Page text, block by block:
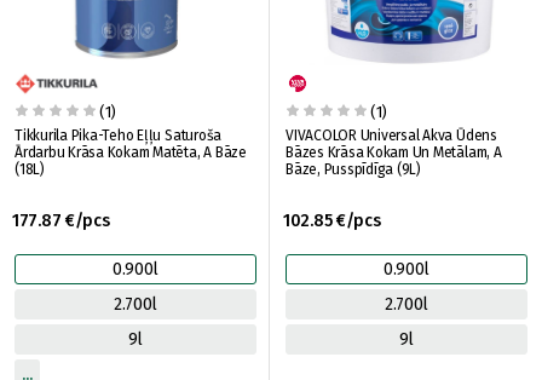
(1)
Tikkurila Pika-Teho Eļļu Saturoša
Ārdarbu Krāsa Kokam Matēta, A Bāze
(18L)
177.87 €/pcs
0.900l
2.700l
9l
(1)
VIVACOLOR Universal Akva Ūdens
Bāzes Krāsa Kokam Un Metālam, A
Bāze, Pusspīdīga (9L)
102.85 €/pcs
0.900l
2.700l
9l